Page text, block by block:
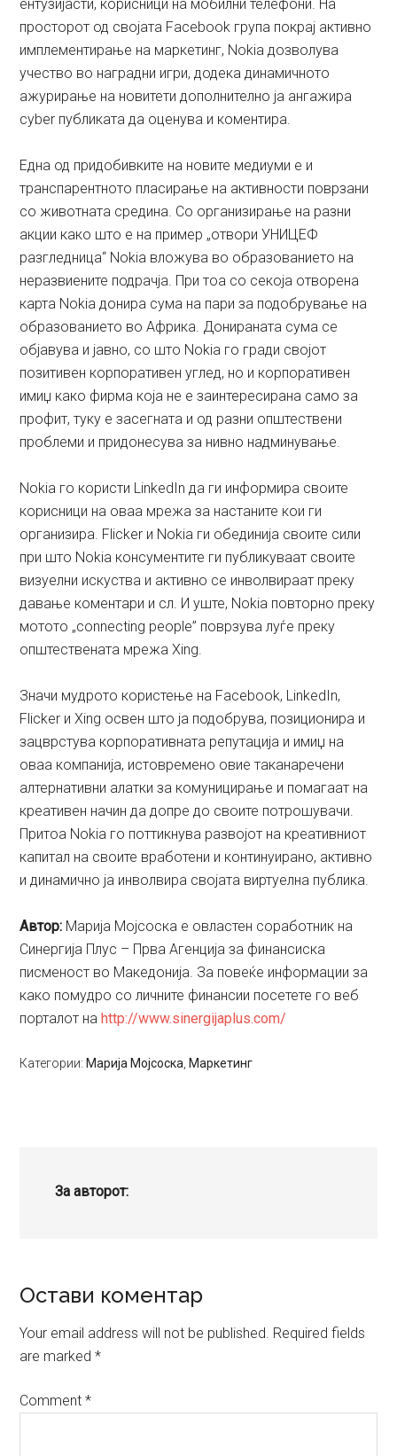
ентузијасти, корисници на мобилни телефони. На
просторот од својата Facebook група покрај активно
имплементирање на маркетинг, Nokia дозволува
учество во наградни игри, додека динамичното
ажурирање на новитети дополнително ја ангажира
cyber публиката да оценува и коментира.
Една од придобивките на новите медиуми е и
транспарентното пласирање на активности поврзани
со животната средина. Со организирање на разни
акции како што е на пример „отвори УНИЦЕФ
разгледница“ Nokia вложува во образованието на
неразвиените подрачја. При тоа со секоја отворена
карта Nokia донира сума на пари за подобрување на
образованието во Африка. Донираната сума се
објавува и јавно, со што Nokia го гради својот
позитивен корпоративен углед, но и корпоративен
имиџ како фирма која не е заинтересирана само за
профит, туку е засегната и од разни општествени
проблеми и придонесува за нивно надминување.
Nokia го користи LinkedIn да ги информира своите
корисници на оваа мрежа за настаните кои ги
организира. Flicker и Nokia ги обединија своите сили
при што Nokia консументите ги публикуваат своите
визуелни искуства и активно се инволвираат преку
давање коментари и сл. И уште, Nokia повторно преку
мотото „connecting people” поврзува луѓе преку
општествената мрежа Xing.
Значи мудрото користење на Facebook, LinkedIn,
Flicker и Xing освен што ја подобрува, позиционира и
зацврстува корпоративната репутација и имиџ на
оваа компанија, истовремено овие таканаречени
алтернативни алатки за комуницирање и помагаат на
креативен начин да допре до своите потрошувачи.
Притоа Nokia го поттикнува развојот на креативниот
капитал на своите вработени и континуирано, активно
и динамично ја инволвира својата виртуелна публика.
Aвтор: Марија Мојсоска е овластен соработник на
Синергија Плус – Прва Агенција за финансиска
писменост во Македонија. За повеќе информации за
како помудро со личните финансии посетете го веб
порталот наhttp://www.sinergijaplus.com/
Категории: Марија Мојсоска Маркетинг
За авторот:
Reader
Interactions
Остави коментар
Your email address will not be published. Required fields
are marked*
Comment*